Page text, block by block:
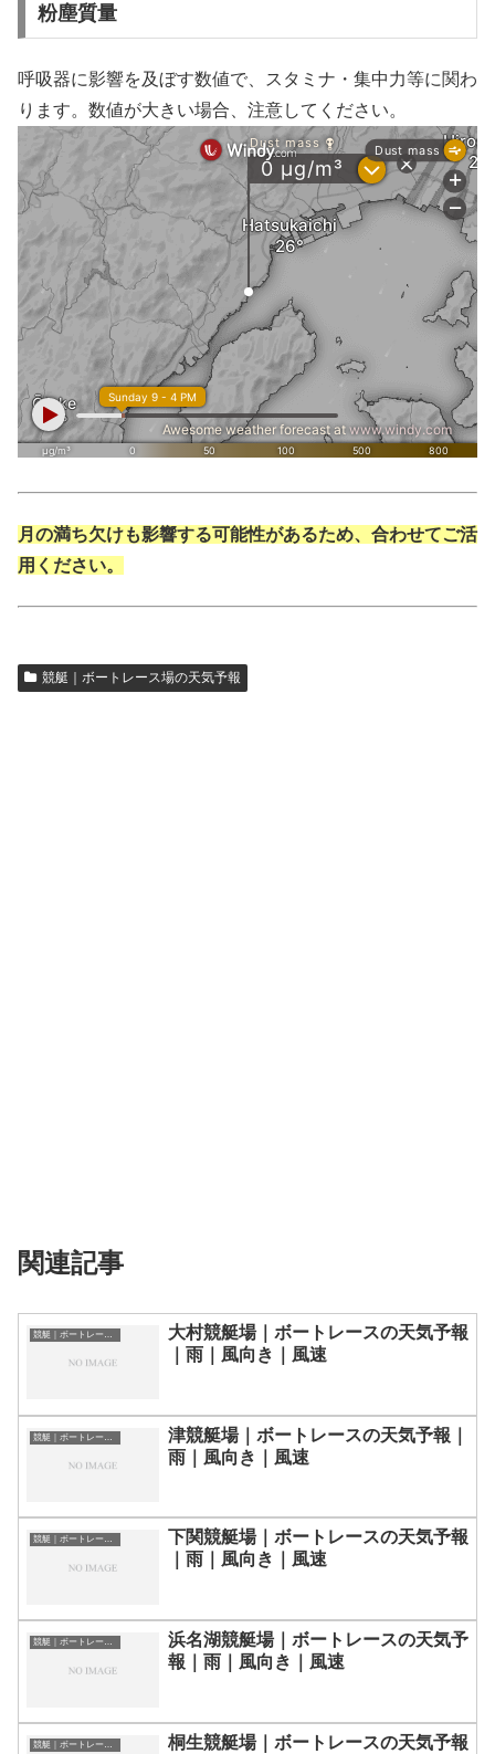
粉塵質量
呼吸器に影響を及ぼす数値で、スタミナ・集中力等に関わ
ります。数値が大きい場合、注意してください。
月の満ち欠けも影響する可能性があるため、合わせてご活
用ください。
競艇｜ボートレース場の天気予報
関連記事
大村競艇場｜ボートレースの天気予報
｜雨｜風向き｜風速
津競艇場｜ボートレースの天気予報｜
雨｜風向き｜風速
競艇｜ボートレース場の天気予報
下関競艇場｜ボートレースの天気予報
｜雨｜風向き｜風速
競艇｜ボートレース場の天気予報
浜名湖競艇場｜ボートレースの天気予
報｜雨｜風向き｜風速
競艇｜ボートレース場の天気予報
桐生競艇場｜ボートレースの天気予報